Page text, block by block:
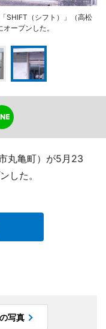
SHIFT（シフト）」（高松
ープンした。
丸亀町）が5月23
した。
写真